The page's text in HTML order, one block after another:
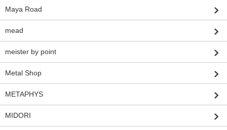
Maya Road
mead
meister by point
Metal Shop
METAPHYS
MIDORI